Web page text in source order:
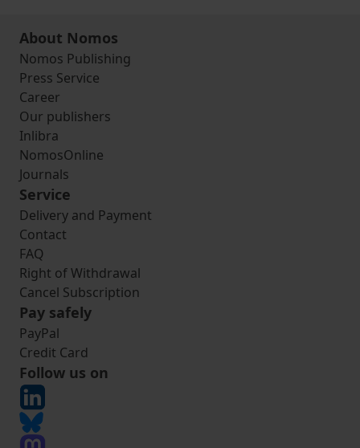
About Nomos
Nomos Publishing
Press Service
Career
Our publishers
Inlibra
NomosOnline
Journals
Service
Delivery and Payment
Contact
FAQ
Right of Withdrawal
Cancel Subscription
Pay safely
PayPal
Credit Card
Follow us on